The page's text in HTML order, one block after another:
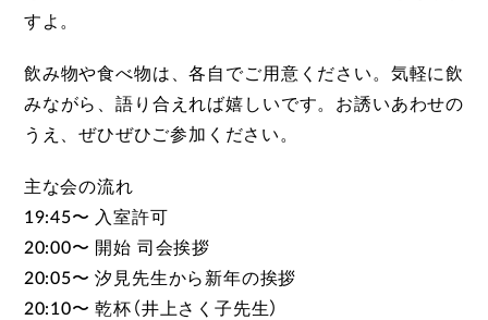
すよ。
飲み物や食べ物は、各自でご用意ください。気軽に飲
みながら、語り合えれば嬉しいです。お誘いあわせの
うえ、ぜひぜひご参加ください。
主な会の流れ
19:45〜 入室許可
20:00〜 開始 司会挨拶
20:05〜 汐見先生から新年の挨拶
20:10〜 乾杯（井上さく子先生）